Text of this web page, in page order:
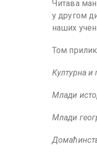
Читава
у другом
наших
Том
Културна и
Млади
Млади